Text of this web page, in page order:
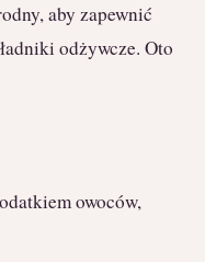
aby zapewnić
odżywcze. Oto
owoców,